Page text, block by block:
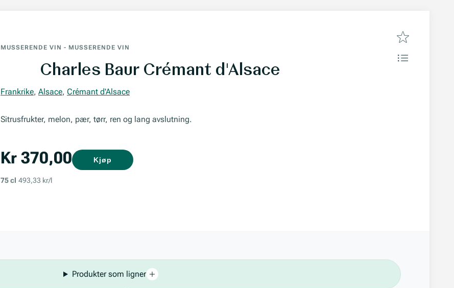
MUSSERENDE VIN - MUSSERENDE VIN
Charles Baur Crémant d'Alsace
Frankrike, Alsace, Crémant d'Alsace
Sitrusfrukter, melon, pær, tørr, ren og lang avslutning.
Kr 370,00
75 cl 493,33 kr/l
Kjøp
Produkter som ligner